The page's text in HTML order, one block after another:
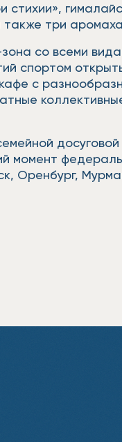
также три
со всеми
спортом
с
момент
Оренбург,